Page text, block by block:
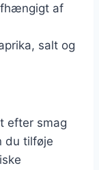
af
salt og
efter smag
du tilføje